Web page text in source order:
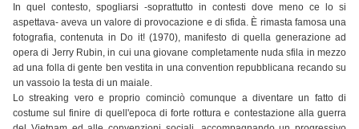
In quel contesto, spogliarsi -soprattutto in contesti dove meno ce lo si
aspettava- aveva un valore di provocazione e di sfida. È rimasta famosa una
fotografia, contenuta in Do it! (1970), manifesto di quella generazione ad
opera di Jerry Rubin, in cui una giovane completamente nuda sfila in mezzo
ad una folla di gente ben vestita in una convention repubblicana recando su
un vassoio la testa di un maiale.
Lo streaking vero e proprio cominciò comunque a diventare un fatto di
costume sul finire di quell'epoca di forte rottura e contestazione alla guerra